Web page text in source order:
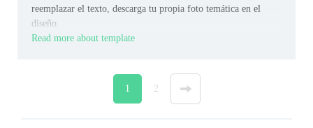
reemplazar el texto, descarga tu propia foto temática en el
diseño.
Read more about template
1 2 »